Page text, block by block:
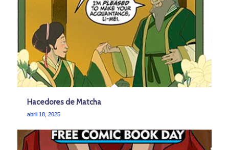
Hacedores de Matcha
abril 18, 2025